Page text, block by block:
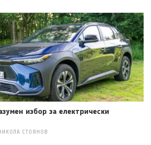
избор за електрически
СТОЯНОВ